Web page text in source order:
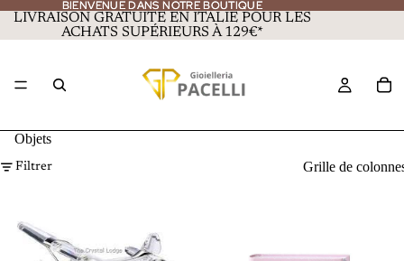
BIENVENUE DANS NOTRE BOUTIQUE
BIENVENUE DANS NOTRE BOUTIQUE
LIVRAISON GRATUITE EN ITALIE POUR LES
ACHATS SUPÉRIEURS À 129€*
Objets
Filtrer Grille de